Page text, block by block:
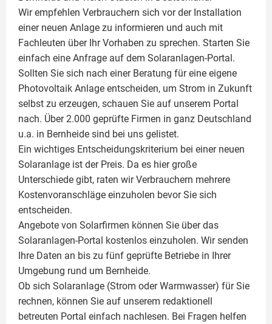
Wir empfehlen Verbrauchern sich vor der Installation
einer neuen Anlage zu informieren und auch mit
Fachleuten über Ihr Vorhaben zu sprechen. Starten Sie
einfach eine Anfrage auf dem Solaranlagen-Portal.
Sollten Sie sich nach einer Beratung für eine eigene
Photovoltaik Anlage entscheiden, um Strom in Zukunft
selbst zu erzeugen, schauen Sie auf unserem Portal
nach. Über 2.000 geprüfte Firmen in ganz Deutschland
u.a. in Bernheide sind bei uns gelistet.
Ein wichtiges Entscheidungskriterium bei einer neuen
Solaranlage ist der Preis. Da es hier große
Unterschiede gibt, raten wir Verbrauchern mehrere
Kostenvoranschläge einzuholen bevor Sie sich
entscheiden.
Angebote von Solarfirmen können Sie über das
Solaranlagen-Portal kostenlos einzuholen. Wir senden
Ihre Daten an bis zu fünf geprüfte Betriebe in Ihrer
Umgebung rund um Bernheide.
Ob sich Solaranlage (Strom oder Warmwasser) für Sie
rechnen, können Sie auf unserem redaktionell
betreuten Portal einfach nachlesen. Bei Fragen helfen